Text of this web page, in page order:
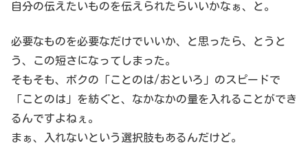
自分の伝えたいものを伝えられたらいいかなぁ、と。
必要なものを必要なだけでいいか、と思ったら、とうと
う、この短さになってしまった。
そもそも、ボクの「ことのは/おといろ」のスピードで
「ことのは」を紡ぐと、なかなかの量を入れることができ
るんですよねぇ。
まぁ、入れないという選択肢もあるんだけど。